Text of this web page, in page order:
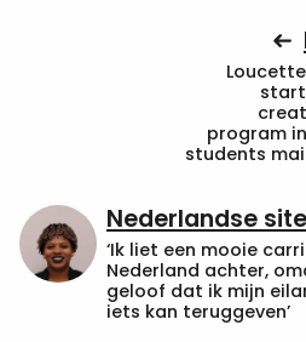
program
students
Nederlandse site
‘Ik liet een mooie
Nederland achter,
geloof dat ik mijn
iets kan teruggeven’